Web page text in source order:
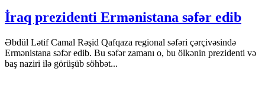
İraq prezidenti Ermənistana səfər edib
Əbdül Lətif Camal Rəşid Qafqaza regional səfəri çərçivəsində
Ermənistana səfər edib. Bu səfər zamanı o, bu ölkənin prezidenti və
baş naziri ilə görüşüb söhbət...